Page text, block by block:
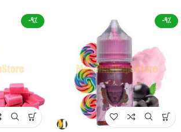
-9%
-9%